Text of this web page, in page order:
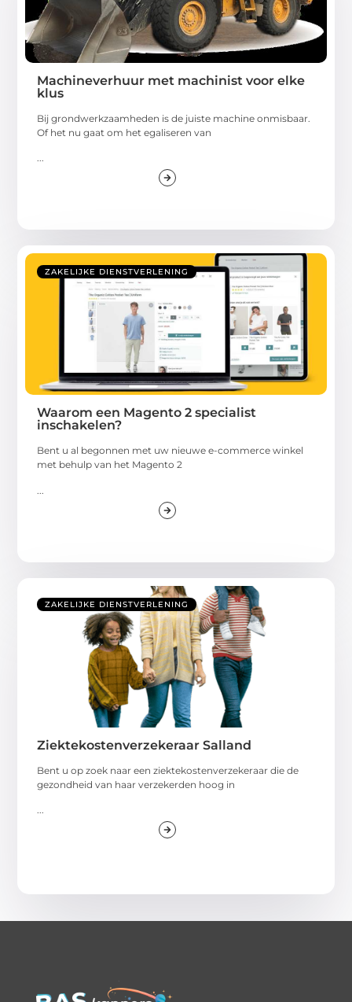
Machineverhuur met machinist voor elke
klus
Bij grondwerkzaamheden is de juiste machine onmisbaar.
Of het nu gaat om het egaliseren van
...
ZAKELIJKE DIENSTVERLENING
Waarom een Magento 2 specialist
inschakelen?
Bent u al begonnen met uw nieuwe e-commerce winkel
met behulp van het Magento 2
ZAKELIJKE DIENSTVERLENING
Ziektekostenverzekeraar Salland
Bent u op zoek naar een ziektekostenverzekeraar die de
gezondheid van haar verzekerden hoog in
...